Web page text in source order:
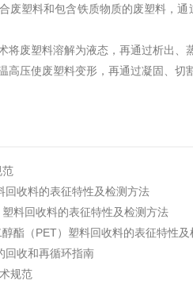
废塑料和包含铁质物质的废塑料，
将废塑料溶解为液态，再通过析出、
高压使废塑料变形，再通过凝固、切
范
收料的表征特性及检测方法
料回收料的表征特性及检测方法
酯（PET）塑料回收料的表征特性及
回收和再循环指南
规范